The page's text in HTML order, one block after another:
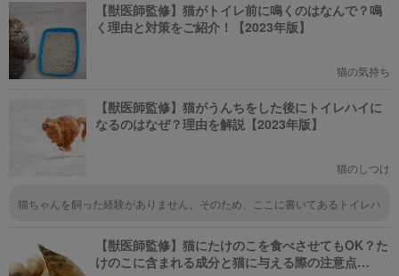
【獣医師監修】猫がトイレ前に鳴くのはなんで？鳴
く理由と対策をご紹介！【2023年版】
猫の気持ち
【獣医師監修】猫がうんちをした後にトイレハイに
なるのはなぜ？理由を解説【2023年版】
猫のしつけ
猫ちゃんを飼った経験がありません。そのため、ここに書いてあるトイレハ
になるので、今度友達の家に行ったら飼っている猫ちゃんを観察して見ま
す！
【獣医師監修】猫にたけのこを食べさせてもOK？た
けのこに含まれる成分と猫に与える際の注意点